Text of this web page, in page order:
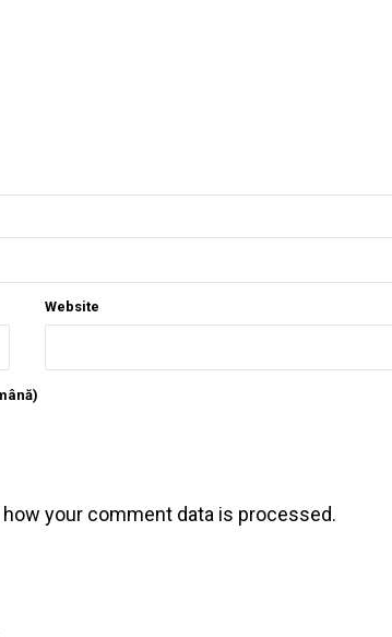
Website
how your comment data is processed.